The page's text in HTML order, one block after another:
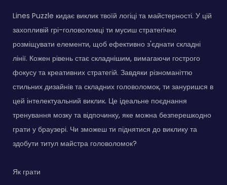
Lines Puzzle кидає виклик твоїй логіці та майстерності. У цій
захопливій грі-головоломці ти мусиш стратегічно
розміщувати елементи, щоб ефективно з'єднати складні
лінії. Кожен рівень стає складнішим, вимагаючи гострого
фокусу та креативних стратегій. Завдяки різноманіттю
стильних дизайнів та складних головоломок, ти зануришся в
цей інтелектуальний виклик. Це ідеальне поєднання
тренування мозку та відпочинку, яке можна безперешкодно
грати у браузері. Чи зможеш ти піднятися до виклику та
здобути титул майстра головоломок?
Як грати